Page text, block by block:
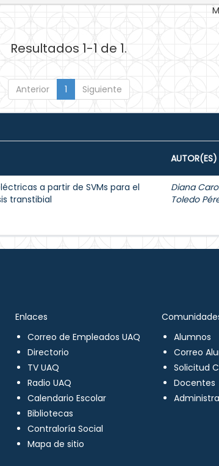
Resultados 1-1 de 1.
Anterior 1 Siguiente
AUTOR(ES)
a partir de SVMs para el
transtibial
Diana
Toledo
Enlaces
Correo de Empleados UAQ
Directorio
TV UAQ
Radio UAQ
Calendario Escolar
Bibliotecas
Contraloría Social
Mapa de sitio
Alumnos
Correo
Solicitud
Docentes